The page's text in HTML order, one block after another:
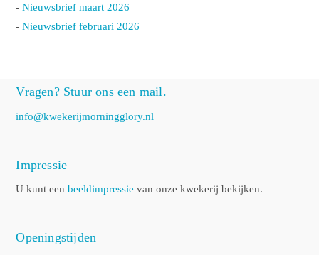
-Nieuwsbrief maart 2026
-Nieuwsbrief februari 2026
Vragen? Stuur ons een mail.
info@kwekerijmorningglory.nl
Impressie
U kunt eenbeeldimpressie van onze kwekerij bekijken.
Openingstijden